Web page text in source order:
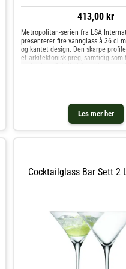
413,00 kr
Les mer her
Metropolitan-serien fra LSA
presenterer fire vannglass à 36 cl
og kantet design. Den skarpe
et arkitektonisk preg, samtidig som
Cocktailglass Bar Sett 2